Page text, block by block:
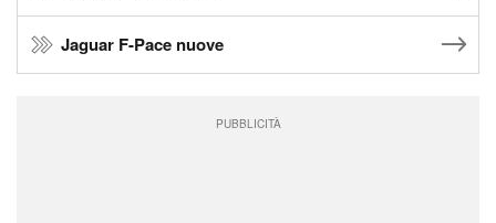
Jaguar F-Pace nuove
PUBBLICITÀ